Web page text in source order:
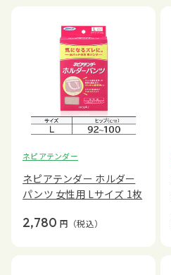
ネピアテンダー
ネピアテンダー ホルダー
パンツ 女性用 Lサイズ 1枚
2,780 円 （税込）